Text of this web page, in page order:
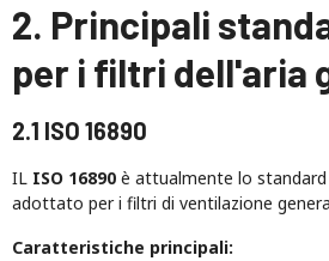
2. Principali
per i filtri dell'aria
2.1 ISO 16890
IL ISO 16890 è attualmente lo
adottato per i filtri di ventilazione
Caratteristiche principali: